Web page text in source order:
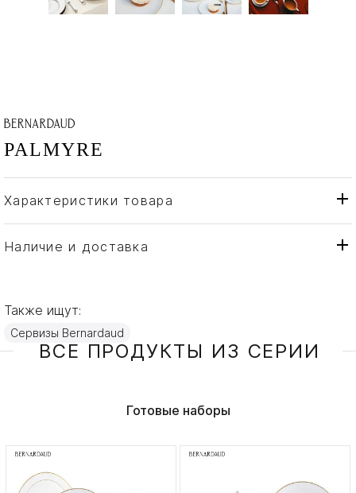
PALMYRE
Характеристики товара
Бренд
Bernardaud
Страна производителя
Наличие и доставка
Также ищут:
Сервизы Bernardaud
ВСЕ ПРОДУКТЫ ИЗ СЕРИИ
Готовые наборы